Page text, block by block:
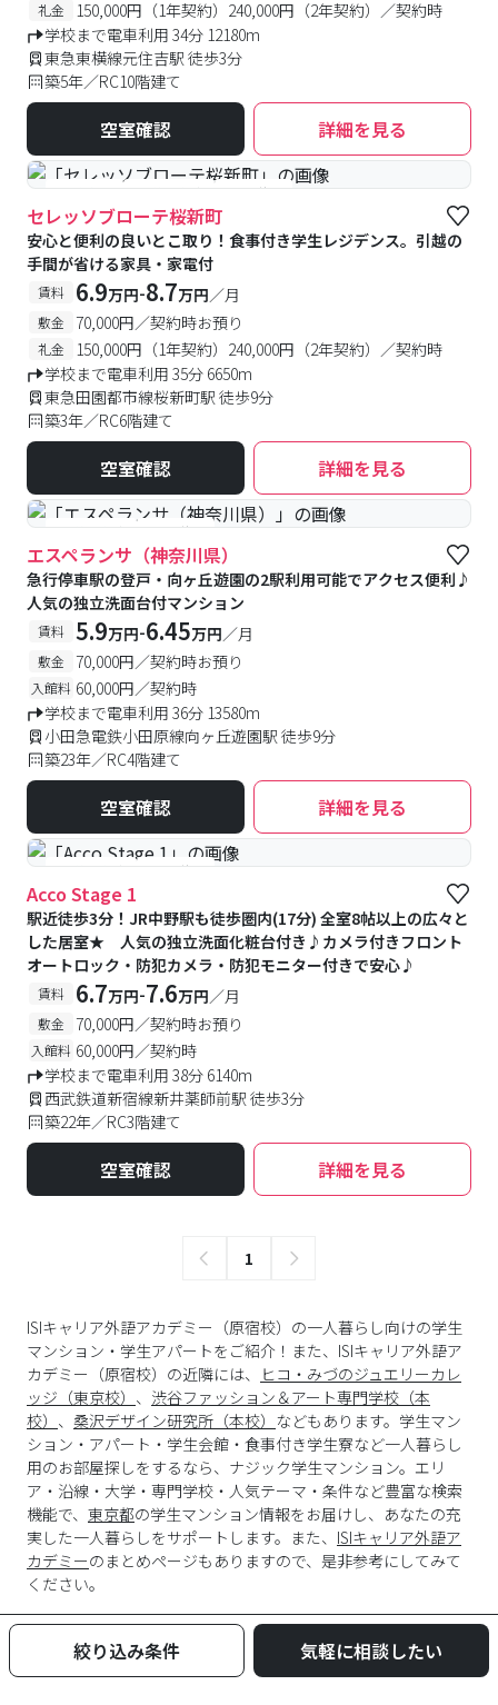
礼金
150,000円（1年契約）240,000円（2年契約）／契約時
学校まで電車利用 34分 12180m
東急東横線元住吉駅 徒歩3分
築5年／RC10階建て
空室確認 詳細を見る
#食事付き #予約受付中 #空室待ち
セレッソブローテ桜新町
安心と便利の良いとこ取り！食事付き学生レジデンス。引越の
手間が省ける家具・家電付
賃料 6.9万円-8.7万円／月
敷金 70,000円／契約時お預り
礼金
150,000円（1年契約）240,000円（2年契約）／契約時
学校まで電車利用 35分 6650m
東急田園都市線桜新町駅 徒歩9分
築3年／RC6階建て
空室確認 詳細を見る
#予約受付中 #空室待ち
エスペランサ（神奈川県）
急行停車駅の登戸・向ヶ丘遊園の2駅利用可能でアクセス便利♪
人気の独立洗面台付マンション
賃料 5.9万円-6.45万円／月
敷金 70,000円／契約時お預り
入館料 60,000円／契約時
学校まで電車利用 36分 13580m
小田急電鉄小田原線向ヶ丘遊園駅 徒歩9分
築23年／RC4階建て
空室確認 詳細を見る
#予約受付中 #空室待ち
Acco Stage 1
駅近徒歩3分！JR中野駅も徒歩圏内(17分) 全室8帖以上の広々と
した居室★ 人気の独立洗面化粧台付き♪カメラ付きフロント
オートロック・防犯カメラ・防犯モニター付きで安心♪
賃料 6.7万円-7.6万円／月
敷金 70,000円／契約時お預り
入館料 60,000円／契約時
学校まで電車利用 38分 6140m
西武鉄道新宿線新井薬師前駅 徒歩3分
築22年／RC3階建て
空室確認 詳細を見る
1
ISIキャリア外語アカデミー（原宿校）の一人暮らし向けの学生
マンション・学生アパートをご紹介！また、ISIキャリア外語ア
カデミー（原宿校）の近隣には、 ヒコ・みづのジュエリーカレ
ッジ（東京校） 、 渋谷ファッション＆アート専門学校（本
校） 、 桑沢デザイン研究所（本校） などもあります。学生マン
ション・アパート・学生会館・食事付き学生寮など一人暮らし
用のお部屋探しをするなら、ナジック学生マンション。エリ
ア・沿線・大学・専門学校・人気テーマ・条件など豊富な検索
機能で、 東京都の学生マンション情報をお届けし、あなたの充
実した一人暮らしをサポートします。また、 ISIキャリア外語ア
カデミーのまとめページもありますので、是非参考にしてみて
ください。
絞り込み条件 気軽に相談したい